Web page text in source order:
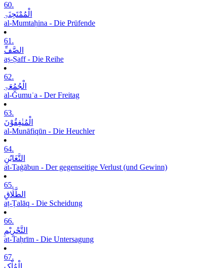
60.
الْمُمْتَحِنَۃِ
al-Mumtaḥina - Die Prüfende
61.
الصَّفِّ
aṣ-Ṣaff - Die Reihe
62.
الْجُمُعَۃِ
al-Ǧumuʿa - Der Freitag
63.
الْمُنٰفِقُوْنَ
al-Munāfiqūn - Die Heuchler
64.
التَّغَابُنِ
at-Taġābun - Der gegenseitige Verlust (und Gewinn)
65.
الطَّلَاقِ
aṭ-Ṭalāq - Die Scheidung
66.
التَّحْرِیْمِ
at-Taḥrīm - Die Untersagung
67.